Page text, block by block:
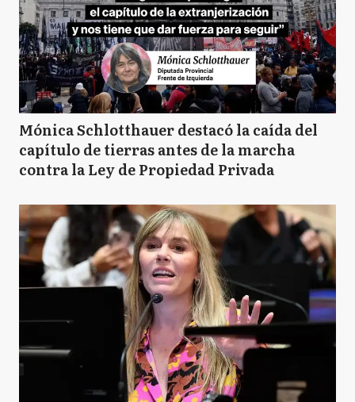
Mónica Schlotthauer destacó la caída del
capítulo de tierras antes de la marcha
contra la Ley de Propiedad Privada